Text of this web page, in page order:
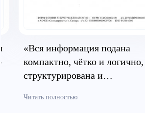
«Вся информация подана
компактно, чётко и логично,
структурирована и
Читать полностью